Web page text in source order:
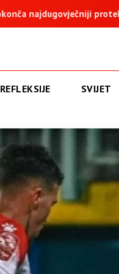
Amidžić: Bez obzira na
REFLEKSIJE SVIJET